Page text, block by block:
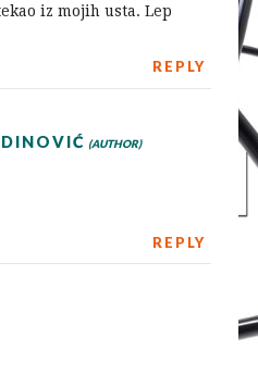
iz mojih usta. Lep
REPLY
REPLY